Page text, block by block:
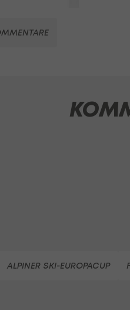
ALPINER SKI-EUROPACUP